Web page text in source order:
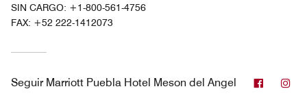
SIN CARGO: +1-800-561-4756
FAX: +52 222-1412073
Seguir Marriott Puebla Hotel Meson del Angel